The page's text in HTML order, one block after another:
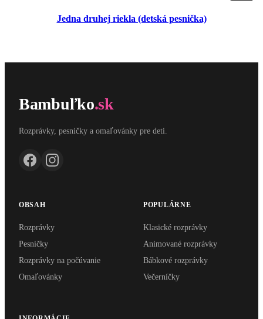
Jedna druhej riekla (detská pesnička)
Bambuľko.sk
Rozprávky, pesničky a omaľovánky pre deti.
OBSAH
Rozprávky
Pesničky
Rozprávky na počúvanie
Omaľovánky
POPULÁRNE
Klasické rozprávky
Animované rozprávky
Bábkové rozprávky
Večerníčky